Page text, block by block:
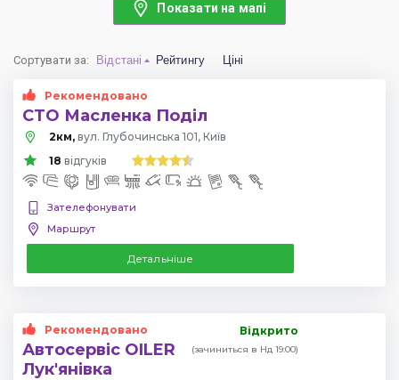
Показати на мапі
Сортувати за: Відстані Рейтингу Ціні
Рекомендовано
СТО Масленка Поділ
2км, вул. Глубочинська 101, Київ
18 відгуків
Зателефонувати
Маршрут
Детальніше
Рекомендовано
Автосервіс OILER
Лук'янівка
Відкрито
(зачиниться в Нд 19:00)